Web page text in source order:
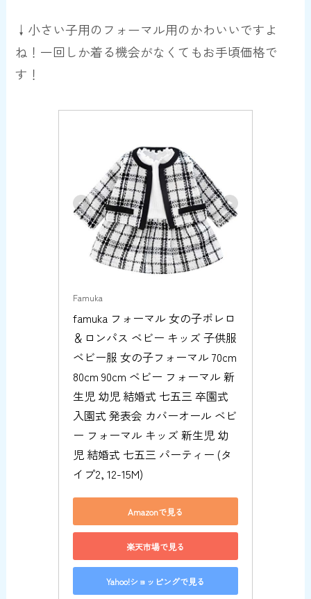
↓小さい子用のフォーマル用のかわいいですよ
ね！一回しか着る機会がなくてもお手頃価格で
す！
Famuka
famuka フォーマル 女の子ボレロ
＆ロンパス ベビー キッズ 子供服
ベビー服 女の子フォーマル 70cm
80cm 90cm ベビー フォーマル 新
生児 幼児 結婚式 七五三 卒園式
入園式 発表会 カバーオール ベビ
ー フォーマル キッズ 新生児 幼
児 結婚式 七五三 パーティー (タ
イプ2, 12-15M)
Amazonで見る
楽天市場で見る
Yahoo!ショッピングで見る